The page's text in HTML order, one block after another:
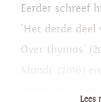
Eerder schreef
'Het derde deel
Over thymos'
Lees